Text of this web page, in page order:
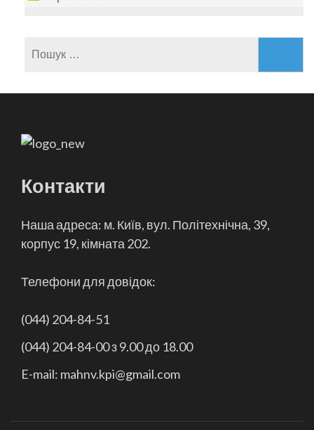
Контакти
Наша адреса: м. Київ, вул. Політехнічна, 39,
корпус 19, кімната 202.
Телефони для довідок:
(044) 204-84-51
(044) 204-84-00 з 9.00 до 18.00
E-mail: mahnv.kpi@gmail.com